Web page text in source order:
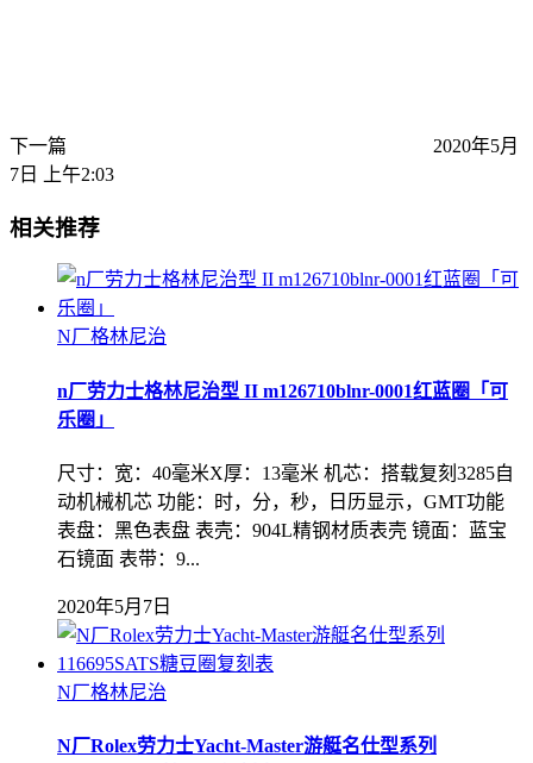
下一篇
2020年5月
7日 上午2:03
相关推荐
N厂格林尼治
n厂劳力士格林尼治型 II m126710blnr-0001红蓝圈「可
乐圈」
尺寸：宽：40毫米X厚：13毫米 机芯：搭载复刻3285自
动机械机芯 功能：时，分，秒，日历显示，GMT功能
表盘：黑色表盘 表壳：904L精钢材质表壳 镜面：蓝宝
石镜面 表带：9...
2020年5月7日
N厂格林尼治
N厂Rolex劳力士Yacht-Master游艇名仕型系列